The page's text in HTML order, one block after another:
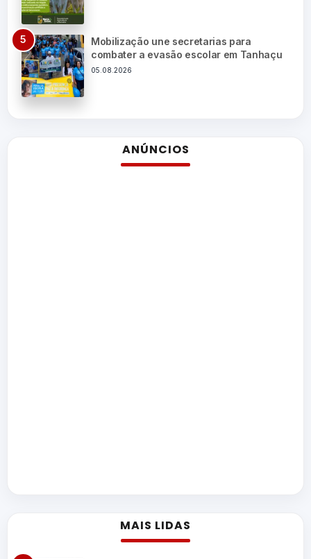
Mobilização une secretarias para
combater a evasão escolar em Tanhaçu
05.08.2026
ANÚNCIOS
MAIS LIDAS